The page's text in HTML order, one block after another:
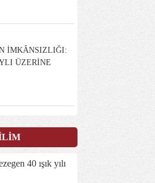
İMKÂNSIZLIĞI:
ÜZERİNE
40 ışık yılı